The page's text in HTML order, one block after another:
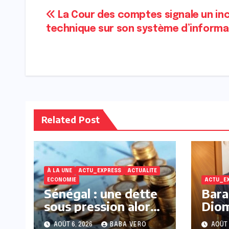
Navigation
La Cour des comptes signale un
technique sur son système
Related Post
À LA UNE ACTU_EXPRESS
ACTUALITE
ECONOMIE
Sénégal : une dette
sous pression alors
que les pays voisins
AOÛT 6, 2026 BABA VERO AOÛT